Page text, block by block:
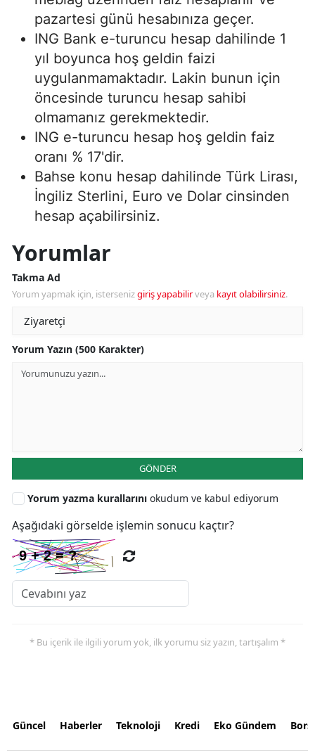
pazartesi günü hesabınıza geçer.
ING Bank e-turuncu hesap dahilinde 1
yıl boyunca hoş geldin faizi
uygulanmamaktadır. Lakin bunun için
öncesinde turuncu hesap sahibi
olmamanız gerekmektedir.
ING e-turuncu hesap hoş geldin faiz
oranı % 17'dir.
Bahse konu hesap dahilinde Türk Lirası,
İngiliz Sterlini, Euro ve Dolar cinsinden
hesap açabilirsiniz.
Yorumlar
Takma Ad
Yorum yapmak için, istersenizgiriş yapabilirveya kayıt olabilirsiniz.
Yorum Yazın (500 Karakter)
GÖNDER
Yorum yazma kurallarını okudum ve kabul ediyorum
Aşağıdaki görselde işlemin sonucu kaçtır?
* Bu içerik ile ilgili yorum yok, ilk yorumu siz yazın, tartışalım *
Güncel Haberler Teknoloji Kredi Eko Gündem